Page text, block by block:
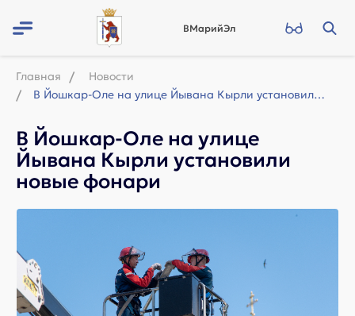
ВМарийЭл
Главная
Новости
В Йошкар-Оле на улице Йывана Кырли установили новые фонари
В Йошкар-Оле на улице
Йывана Кырли установили
новые фонари